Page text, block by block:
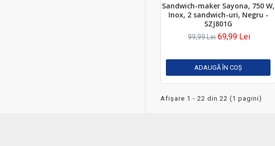
Sandwich-maker Sayona, 750 W,
Inox, 2 sandwich-uri, Negru -
SZJ801G
99,99 Lei 69,99 Lei
ADAUGĂ ÎN COŞ
Afişare 1 - 22 din 22 (1 pagini)